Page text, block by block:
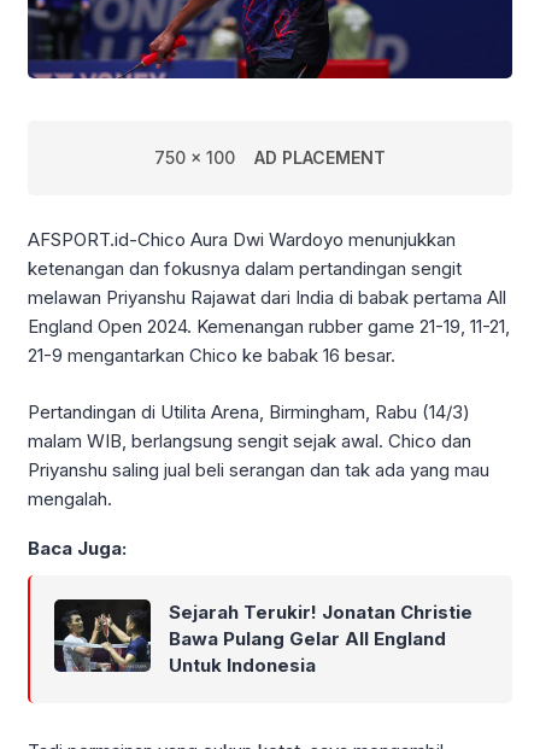
750 x 100 AD PLACEMENT
AFSPORT.id-Chico Aura Dwi Wardoyo menunjukkan
ketenangan dan fokusnya dalam pertandingan sengit
melawan Priyanshu Rajawat dari India di babak pertama All
England Open 2024. Kemenangan rubber game 21-19, 11-21,
21-9 mengantarkan Chico ke babak 16 besar.
Pertandingan di Utilita Arena, Birmingham, Rabu (14/3)
malam WIB, berlangsung sengit sejak awal. Chico dan
Priyanshu saling jual beli serangan dan tak ada yang mau
mengalah.
Baca Juga:
Sejarah Terukir! Jonatan Christie
Bawa Pulang Gelar All England
Untuk Indonesia